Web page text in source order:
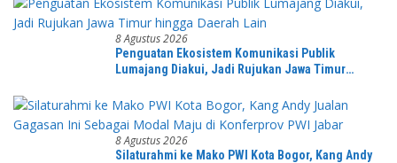
8 Agustus 2026
Penguatan Ekosistem Komunikasi Publik
Lumajang Diakui, Jadi Rujukan Jawa Timur
8 Agustus 2026
Silaturahmi ke Mako PWI Kota Bogor, Kang Andy